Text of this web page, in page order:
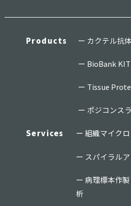
Products カクテル抗体
BioBank KIT
Tissue
ポジコンス
Services 組織マイク
スパイラル
病理標本作
析